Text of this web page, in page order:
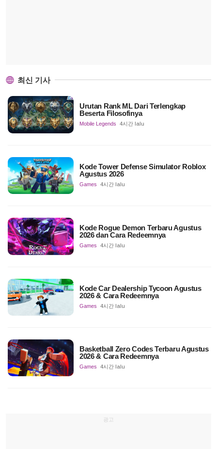
최신 기사
Urutan Rank ML Dari Terlengkap
Beserta Filosofinya
Mobile Legends 4시간 lalu
Kode Tower Defense Simulator Roblox
Agustus 2026
Games 4시간 lalu
Kode Rogue Demon Terbaru Agustus
2026 dan Cara Redeemnya
Games 4시간 lalu
Kode Car Dealership Tycoon Agustus
2026 & Cara Redeemnya
Games 4시간 lalu
Basketball Zero Codes Terbaru Agustus
2026 & Cara Redeemnya
Games 4시간 lalu
광고